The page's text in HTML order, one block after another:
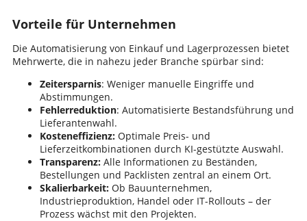
Vorteile für Unternehmen
Die Automatisierung von Einkauf und Lagerprozessen bietet
Mehrwerte, die in nahezu jeder Branche spürbar sind:
Zeitersparnis: Weniger manuelle Eingriffe und
Abstimmungen.
Fehlerreduktion: Automatisierte Bestandsführung und
Lieferantenwahl.
Kosteneffizienz:Optimale Preis- und
Lieferzeitkombinationen durch KI-gestützte Auswahl.
Transparenz:Alle Informationen zu Beständen,
Bestellungen und Packlisten zentral an einem Ort.
Skalierbarkeit:Ob Bauunternehmen,
Industrieproduktion, Handel oder IT-Rollouts – der
Prozess wächst mit den Projekten.